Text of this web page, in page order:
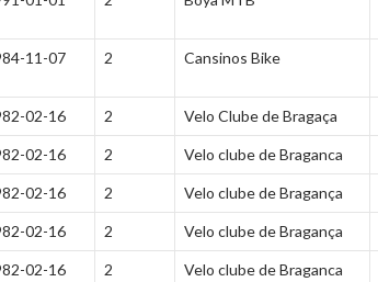
11-07 2 Cansinos Bike
02-16 2 Velo Clube de Bragaça
02-16 2 Velo clube de Braganca
02-16 2 Velo clube de Bragança
02-16 2 Velo clube de Bragança
02-16 2 Velo clube de Braganca